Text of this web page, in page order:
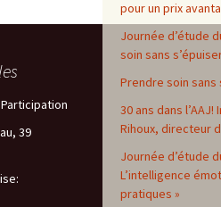
pour un prix
Journée d’étude
soin sans
Prendre soin sans
30 ans dans
Rihoux, directeur
Journée d’étude
L’intelligence
pratiques »
39